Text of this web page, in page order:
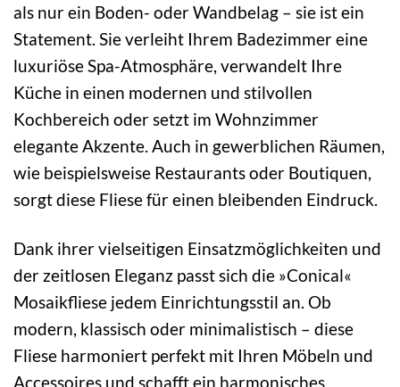
als nur ein Boden- oder Wandbelag – sie ist ein
Statement. Sie verleiht Ihrem Badezimmer eine
luxuriöse Spa-Atmosphäre, verwandelt Ihre
Küche in einen modernen und stilvollen
Kochbereich oder setzt im Wohnzimmer
elegante Akzente. Auch in gewerblichen Räumen,
wie beispielsweise Restaurants oder Boutiquen,
sorgt diese Fliese für einen bleibenden Eindruck.
Dank ihrer vielseitigen Einsatzmöglichkeiten und
der zeitlosen Eleganz passt sich die »Conical«
Mosaikfliese jedem Einrichtungsstil an. Ob
modern, klassisch oder minimalistisch – diese
Fliese harmoniert perfekt mit Ihren Möbeln und
Accessoires und schafft ein harmonisches